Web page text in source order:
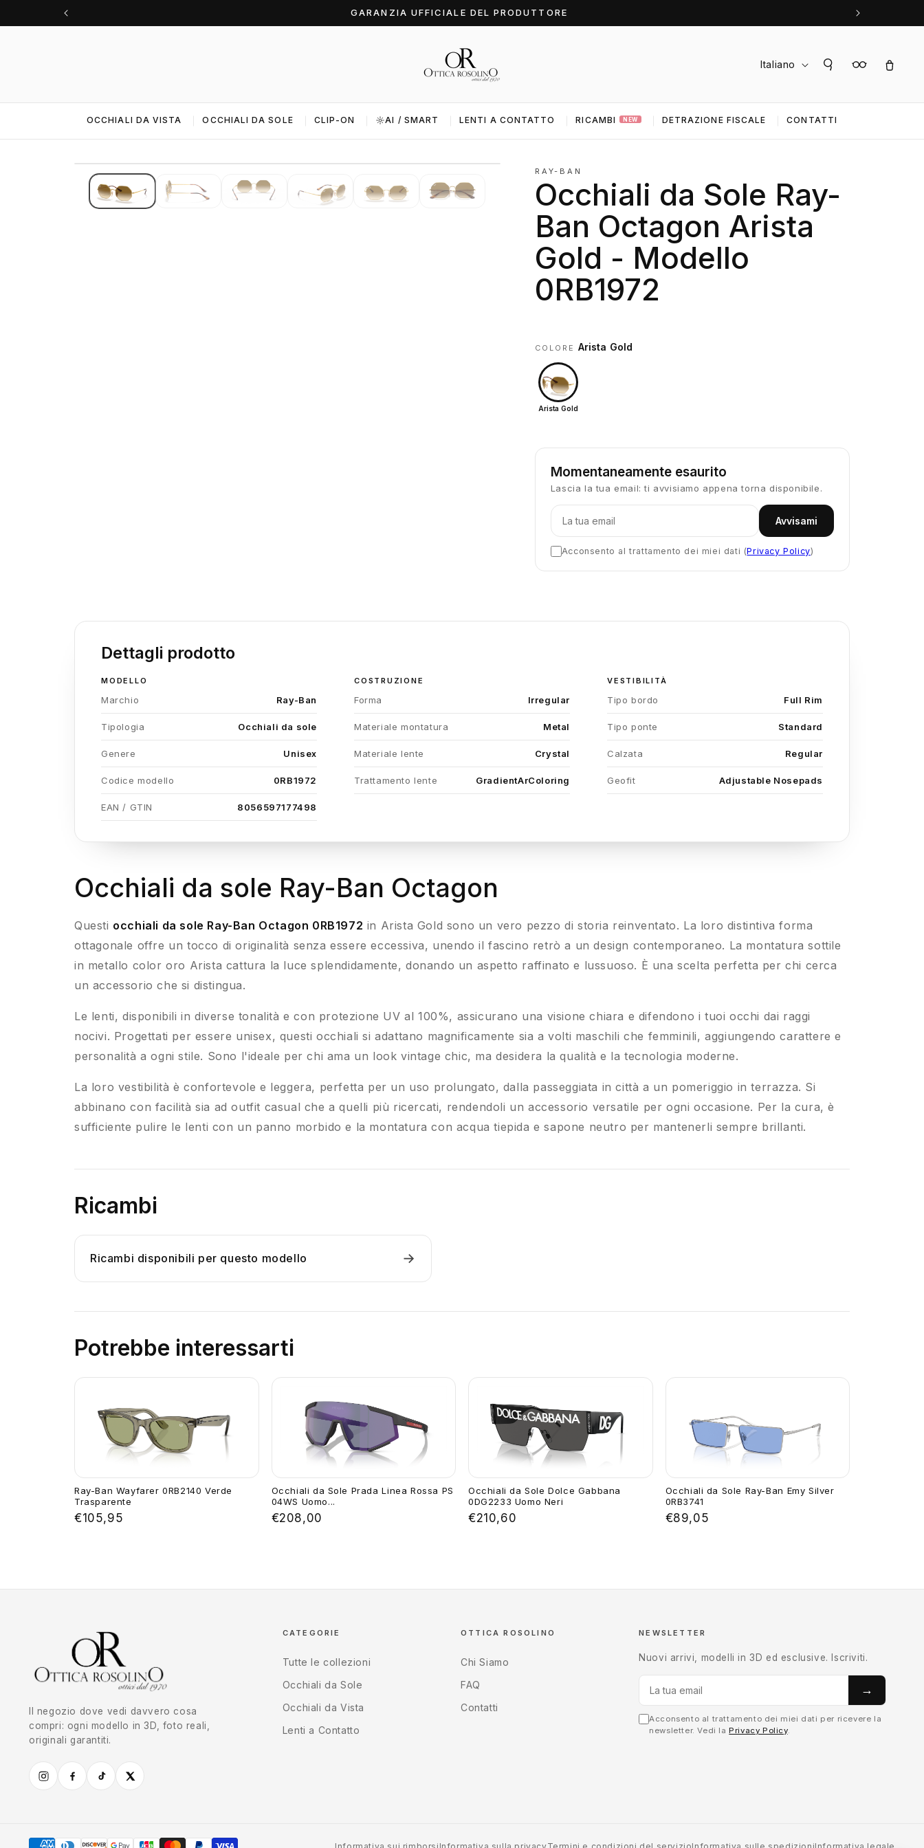
direttamente
ai contenuti
GARANZIA UFFICIALE DEL PRODUTTORE
L
n
g
u
Italiano Accedi Carrello
OCCHIALI DA VISTA OCCHIALI DA SOLE CLIP-ON AI / SMART LENTI A CONTATTO RICAMBI NEW DETRAZIONE FISCALE CONTATTI
IMMAGINI 4K · ALTA RISOLUZIONE
RAY-BAN
Occhiali da Sole Ray-
Ban Octagon Arista
Gold - Modello
0RB1972
COLORE Arista Gold
Arista Gold
Momentaneamente esaurito
Lascia la tua email: ti avvisiamo appena torna disponibile.
Avvisami
Acconsento al trattamento dei miei dati (Privacy Policy)
Dettagli prodotto
MODELLO
Marchio Ray-Ban
Tipologia Occhiali da sole
Genere Unisex
Codice modello 0RB1972
EAN / GTIN 8056597177498
COSTRUZIONE
Forma Irregular
Materiale montatura Metal
Materiale lente Crystal
Trattamento lente GradientArColoring
VESTIBILITÀ
Tipo bordo Full Rim
Tipo ponte Standard
Calzata Regular
Geofit Adjustable Nosepads
Occhiali da sole Ray-Ban Octagon
Questi occhiali da sole Ray-Ban Octagon 0RB1972 in Arista Gold sono un vero pezzo di storia reinventato. La loro distintiva forma
ottagonale offre un tocco di originalità senza essere eccessiva, unendo il fascino retrò a un design contemporaneo. La montatura sottile
in metallo color oro Arista cattura la luce splendidamente, donando un aspetto raffinato e lussuoso. È una scelta perfetta per chi cerca
un accessorio che si distingua.
Le lenti, disponibili in diverse tonalità e con protezione UV al 100%, assicurano una visione chiara e difendono i tuoi occhi dai raggi
nocivi. Progettati per essere unisex, questi occhiali si adattano magnificamente sia a volti maschili che femminili, aggiungendo carattere e
personalità a ogni stile. Sono l'ideale per chi ama un look vintage chic, ma desidera la qualità e la tecnologia moderne.
La loro vestibilità è confortevole e leggera, perfetta per un uso prolungato, dalla passeggiata in città a un pomeriggio in terrazza. Si
abbinano con facilità sia ad outfit casual che a quelli più ricercati, rendendoli un accessorio versatile per ogni occasione. Per la cura, è
sufficiente pulire le lenti con un panno morbido e la montatura con acqua tiepida e sapone neutro per mantenerli sempre brillanti.
Ricambi
Ricambi disponibili per questo modello →
Potrebbe interessarti
Ray-Ban Wayfarer 0RB2140 Verde
Trasparente
€105,95
Occhiali da Sole Prada Linea Rossa PS
04WS Uomo...
€208,00
Occhiali da Sole Dolce Gabbana
0DG2233 Uomo Neri
€210,60
Occhiali da Sole Ray-Ban Emy Silver
0RB3741
€89,05
Il negozio dove vedi davvero cosa
compri: ogni modello in 3D, foto reali,
originali garantiti.
CATEGORIE
Tutte le collezioni
Occhiali da Sole
Occhiali da Vista
Lenti a Contatto
OTTICA ROSOLINO
Chi Siamo
FAQ
Contatti
NEWSLETTER
Nuovi arrivi, modelli in 3D ed esclusive. Iscriviti.
→
Acconsento al trattamento dei miei dati per ricevere la
newsletter. Vedi la Privacy Policy.
Informativa sui rimborsi Informativa sulla privacyTermini e condizioni del servizioInformativa sulle spedizioniInformativa legale